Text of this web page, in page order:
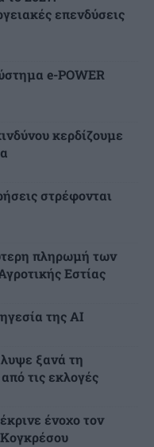
επενδύσεις
e-POWER
κερδίζουμε
στρέφονται
πληρωμή των
Εστίας
της AI
ξανά τη
τις εκλογές
ένοχο τον